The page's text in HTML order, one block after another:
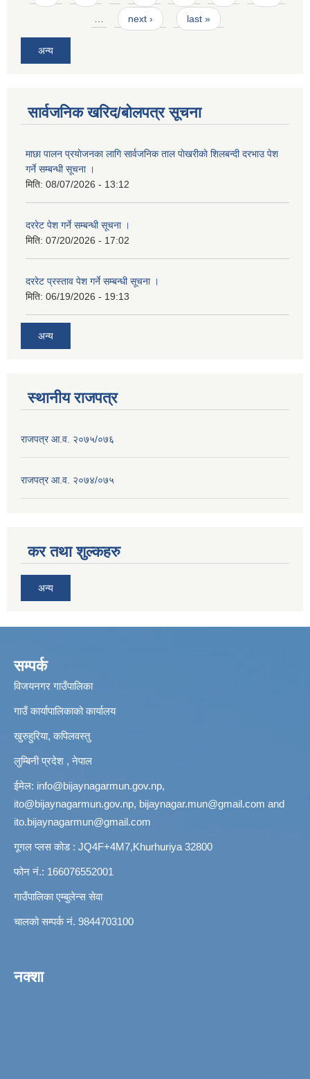
next › last »
अन्य
सार्वजनिक खरिद/बोलपत्र सूचना
माछा पालन प्रयाेजनका लागि सार्वजनिक ताल पाेखरीकाे शिलबन्दी दरभाउ पेश
गर्ने सम्बन्धी सूचना ।
मिति: 08/07/2026 - 13:12
दररेट पेश गर्ने सम्बन्धी सूचना ।
मिति: 07/20/2026 - 17:02
दररेट प्रस्ताव पेश गर्ने सम्बन्धी सूचना ।
मिति: 06/19/2026 - 19:13
अन्य
स्थानीय राजपत्र
राजपत्र आ.व. २०७५/०७६
राजपत्र आ.व. २०७४/०७५
कर तथा शुल्कहरु
अन्य
सम्पर्क
विजयनगर गाउँपालिका
गाउँ कार्यापालिकाको कार्यालय
खुरुहुरिया, कपिलवस्तु
लुम्बिनी प्रदेश , नेपाल
ईमेल: info@bijaynagarmun.gov.np,
ito@bijaynagarmun.gov.np, bijaynagar.mun@gmail.com and
ito.bijaynagarmun@gmail.com
गूगल प्लस कोड : JQ4F+4M7,Khurhuriya 32800
फोन नं.: 166076552001
गाउँपालिका एम्बुलेन्स सेवा
चालको सम्पर्क नं. 9844703100
नक्शा